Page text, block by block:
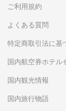
ご利用規約
よくある質問
特定商取引法に基
国内航空券ホテル
国内観光情報
国内旅行物語